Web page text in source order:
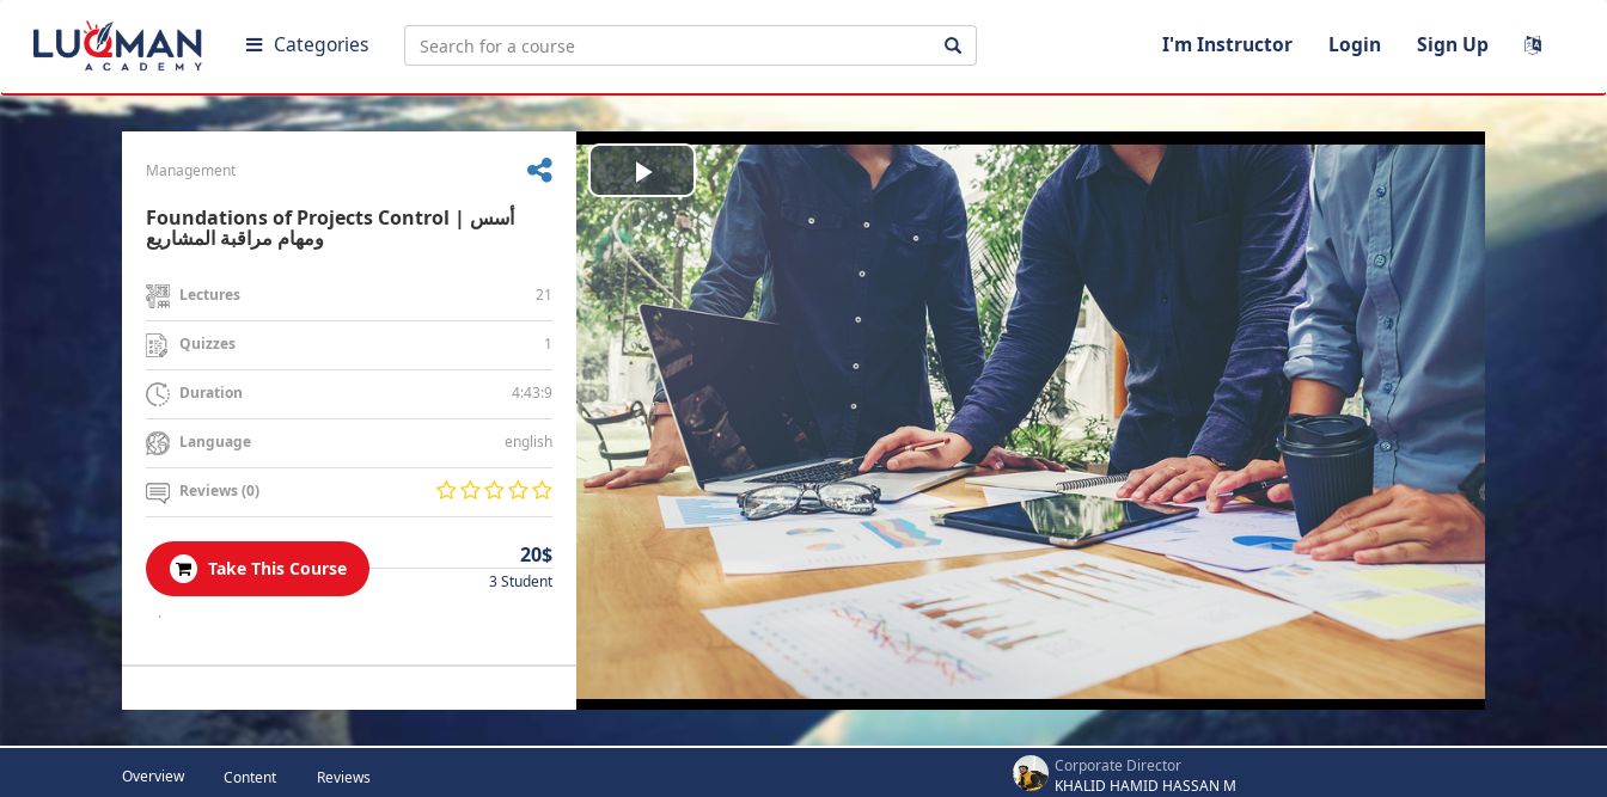
Categories I'm Instructor Login Sign Up
Management
Foundations of Projects Control | أسس
ومهام مراقبة المشاريع
Lectures 21
Quizzes 1
Duration 4:43:9
Language english
Reviews (0)
Take This Course
20$
3 Student
.
Play
Video
Overview Content Reviews
Corporate Director
KHALID HAMID HASSAN M